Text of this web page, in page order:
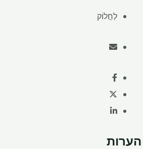
לַחֲלוֹק
הערות